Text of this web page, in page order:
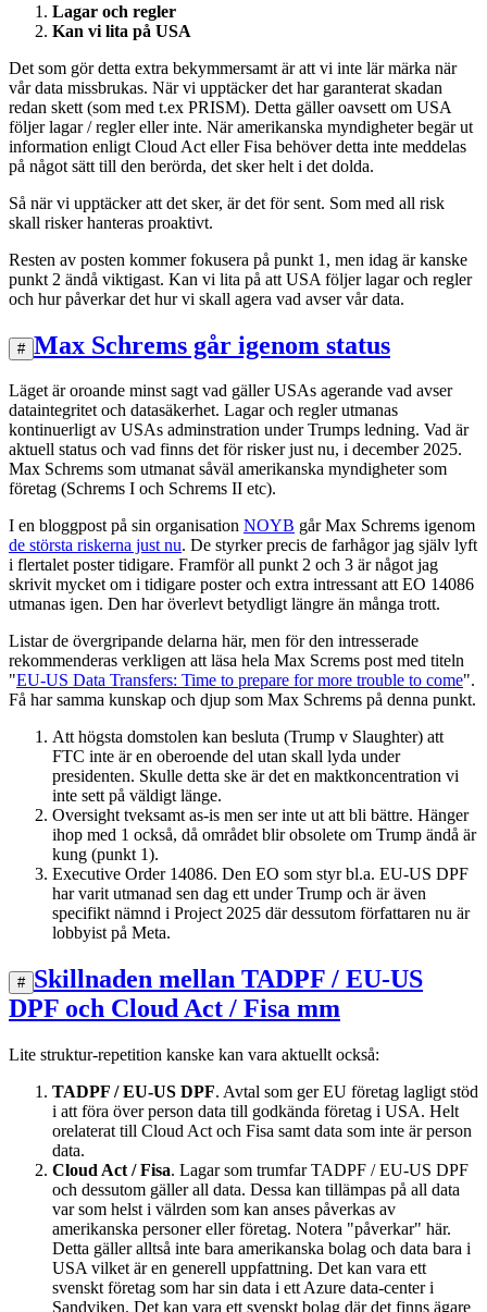
Lagar och regler
Kan vi lita på USA
Det som gör detta extra bekymmersamt är att vi inte lär märka när
vår data missbrukas. När vi upptäcker det har garanterat skadan
redan skett (som med t.ex PRISM). Detta gäller oavsett om USA
följer lagar / regler eller inte. När amerikanska myndigheter begär ut
information enligt Cloud Act eller Fisa behöver detta inte meddelas
på något sätt till den berörda, det sker helt i det dolda.
Så när vi upptäcker att det sker, är det för sent. Som med all risk
skall risker hanteras proaktivt.
Resten av posten kommer fokusera på punkt 1, men idag är kanske
punkt 2 ändå viktigast. Kan vi lita på att USA följer lagar och regler
och hur påverkar det hur vi skall agera vad avser vår data.
# Max Schrems går igenom status
Läget är oroande minst sagt vad gäller USAs agerande vad avser
dataintegritet och datasäkerhet. Lagar och regler utmanas
kontinuerligt av USAs adminstration under Trumps ledning. Vad är
aktuell status och vad finns det för risker just nu, i december 2025.
Max Schrems som utmanat såväl amerikanska myndigheter som
företag (Schrems I och Schrems II etc).
I en bloggpost på sin organisation NOYB går Max Schrems igenom
de största riskerna just nu. De styrker precis de farhågor jag själv lyft
i flertalet poster tidigare. Framför all punkt 2 och 3 är något jag
skrivit mycket om i tidigare poster och extra intressant att EO 14086
utmanas igen. Den har överlevt betydligt längre än många trott.
Listar de övergripande delarna här, men för den intresserade
rekommenderas verkligen att läsa hela Max Screms post med titeln
"EU-US Data Transfers: Time to prepare for more trouble to come".
Få har samma kunskap och djup som Max Schrems på denna punkt.
Att högsta domstolen kan besluta (Trump v Slaughter) att
FTC inte är en oberoende del utan skall lyda under
presidenten. Skulle detta ske är det en maktkoncentration vi
inte sett på väldigt länge.
Oversight tveksamt as-is men ser inte ut att bli bättre. Hänger
ihop med 1 också, då området blir obsolete om Trump ändå är
kung (punkt 1).
Executive Order 14086. Den EO som styr bl.a. EU-US DPF
har varit utmanad sen dag ett under Trump och är även
specifikt nämnd i Project 2025 där dessutom författaren nu är
lobbyist på Meta.
# Skillnaden mellan TADPF / EU-US
DPF och Cloud Act / Fisa mm
Lite struktur-repetition kanske kan vara aktuellt också:
TADPF / EU-US DPF. Avtal som ger EU företag lagligt stöd
i att föra över person data till godkända företag i USA. Helt
orelaterat till Cloud Act och Fisa samt data som inte är person
data.
Cloud Act / Fisa. Lagar som trumfar TADPF / EU-US DPF
och dessutom gäller all data. Dessa kan tillämpas på all data
var som helst i välrden som kan anses påverkas av
amerikanska personer eller företag. Notera "påverkar" här.
Detta gäller alltså inte bara amerikanska bolag och data bara i
USA vilket är en generell uppfattning. Det kan vara ett
svenskt företag som har sin data i ett Azure data-center i
Sandviken. Det kan vara ett svenskt bolag där det finns ägare